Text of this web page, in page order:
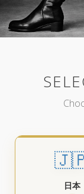
日本